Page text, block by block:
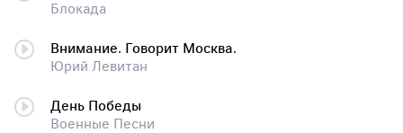
Блокада
Внимание. Говорит Москва.
Юрий Левитан
День Победы
Военные Песни